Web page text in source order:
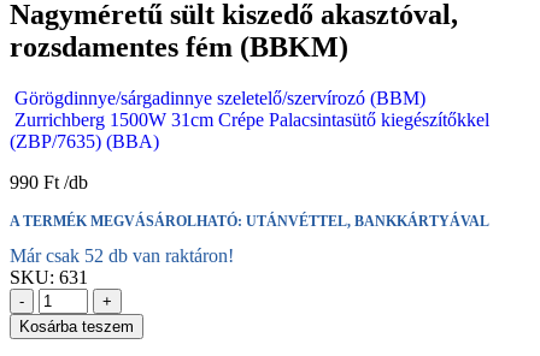
Nagyméretű sült kiszedő akasztóval,
rozsdamentes fém (BBKM)
Görögdinnye/sárgadinnye szeletelő/szervírozó (BBM)
Zurrichberg 1500W 31cm Crépe Palacsintasütő kiegészítőkkel
(ZBP/7635) (BBA)
990 Ft
A TERMÉK MEGVÁSÁROLHATÓ: UTÁNVÉTTEL, BANKKÁRTYÁVAL
Már csak 52 db van raktáron!
SKU: 631
-
+
Kosárba teszem